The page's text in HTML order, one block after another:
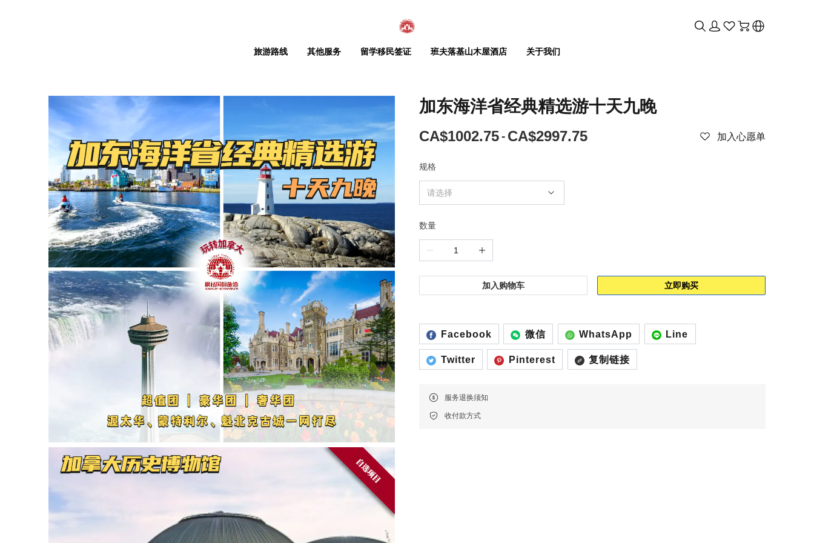
班夫.落基山冰川颂钵共修行旅
母亲节限定
【2026】班夫5天4晚VIP尊享之旅
落基山雪国缤纷畅游
冬季限定
温泉骑马漂流落基山度假游
快来搭乘你的梦莲湖私属专列吧！
NEW
班芙国家公园探索和发现之旅
五天四晚落基山脉四大国家公园群全
景游体验
六天五晚落基山脉四大国家公园群全
景游体验
东北雪乡童话经典之旅
大美西藏丝路天域臻享豪华之旅
大美西藏壮丽青海尊享游
玩转阿尔伯塔全景精华游
经典落基山全景精华游
落基山雪国缤纷畅游
冬季限定
冰封雪国洛基山气泡湖游
温泉骑马漂流落基山度假游
落基山骑马直升机观光
奇妙班芙摄影之旅
费尔蒙悦享 · 落基山深度游
费尔蒙卓悦 · 落基山深度游
麋鹿岛国家公园机场奥特莱斯之旅
黄刀星辰邂逅极光幸运之旅
加西旅游
温哥华维多利亚威士拿五日游
HOT
温哥华岛托菲诺纳奈莫三日游
温哥华市区一日游
维多利亚一日游
威士拿一日游
亚加华&阿岗昆火车赏枫游
加东五天四晚经典游
加东六天五晚经典游
加东尼亚加拉大瀑布七天游
加东海洋省九天八晚经典精选游
加东海洋省十天九晚经典精选游
加东海洋省大瀑布十一天经典精选游
海洋四省
加拿大海洋四省全景十日游
加拿大海洋三省双飞全景模式五日游
自选项目
中国驾照公证翻译
加拿大文件公证认证服务
中国文件公证翻译服务
城市接机送机服务
Carpool 往返卡尔加里搭车
中国护照换发
美国签证办理业务+交通
美国签证办理业务（DIY）
美国电子签证EVUS
日本签证+交通
英国、澳洲和欧盟国签证办理
新时代留学移民法律事务所
旅游路线
班夫.落基山冰川颂钵共修行旅
母亲节限定
【2026】班夫5天4晚VIP尊享之旅
落基山雪国缤纷畅游
冬季限定
温泉骑马漂流落基山度假游
快来搭乘你的梦莲湖私属专列吧！
NEW
班芙国家公园探索和发现之旅
五天四晚落基山脉四大国家公园群全
景游体验
六天五晚落基山脉四大国家公园群全
景游体验
东北雪乡童话经典之旅
大美西藏丝路天域臻享豪华之旅
大美西藏壮丽青海尊享游
玩转阿尔伯塔全景精华游
力荐
经典落基山全景精华游
落基山雪国缤纷畅游
冬季限定
冰封雪国洛基山气泡湖游
温泉骑马漂流落基山度假游
落基山骑马直升机观光
奇妙班芙摄影之旅
费尔蒙悦享 · 落基山深度游
费尔蒙卓悦 · 落基山深度游
麋鹿岛国家公园机场奥特莱斯之旅
黄刀星辰邂逅极光幸运之旅
加西旅游
温哥华维多利亚威士拿五日游
温哥华岛托菲诺纳奈莫三日游
温哥华市区一日游
维多利亚一日游
威士拿一日游
亚加华&阿岗昆火车赏枫游
加东五天四晚经典游
加东六天五晚经典游
加东尼亚加拉大瀑布七天游
加东海洋省九天八晚经典精选游
加东海洋省十天九晚经典精选游
加东海洋省大瀑布十一天经典精选游
海洋四省
加拿大海洋四省全景十日游
加拿大海洋三省双飞全景模式五日游
自选项目
其他服务
中国驾照公证翻译
加拿大文件公证认证服务
中国文件公证翻译服务
城市接机送机服务
Carpool 往返卡尔加里搭车
中国签证代办
中国护照换发
美国签证办理业务+交通
美国签证办理业务（DIY）
美国电子签证EVUS
日本签证+交通
英国、澳洲和欧盟国签证办理
留学移民签证 班夫落基山木屋酒店 关于我们
新时代留学移民法律事务所 加东海洋省经典精选游十天九晚
CA$1002.75- CA$2997.75 加入心愿单
规格
请选择
数量
加入购物车 立即购买
Facebook 微信 WhatsApp Line
Twitter Pinterest 复制链接
服务退换须知
收付款方式